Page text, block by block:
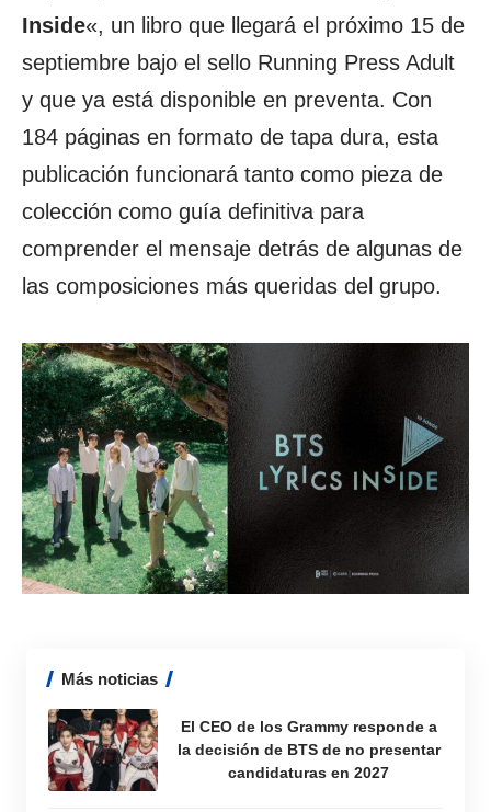
Inside«, un libro que llegará el próximo 15 de
septiembre bajo el sello Running Press Adult
y que ya está disponible en preventa. Con
184 páginas en formato de tapa dura, esta
publicación funcionará tanto como pieza de
colección como guía definitiva para
comprender el mensaje detrás de algunas de
las composiciones más queridas del grupo.
Más noticias
El CEO de los Grammy responde a
la decisión de BTS de no presentar
candidaturas en 2027